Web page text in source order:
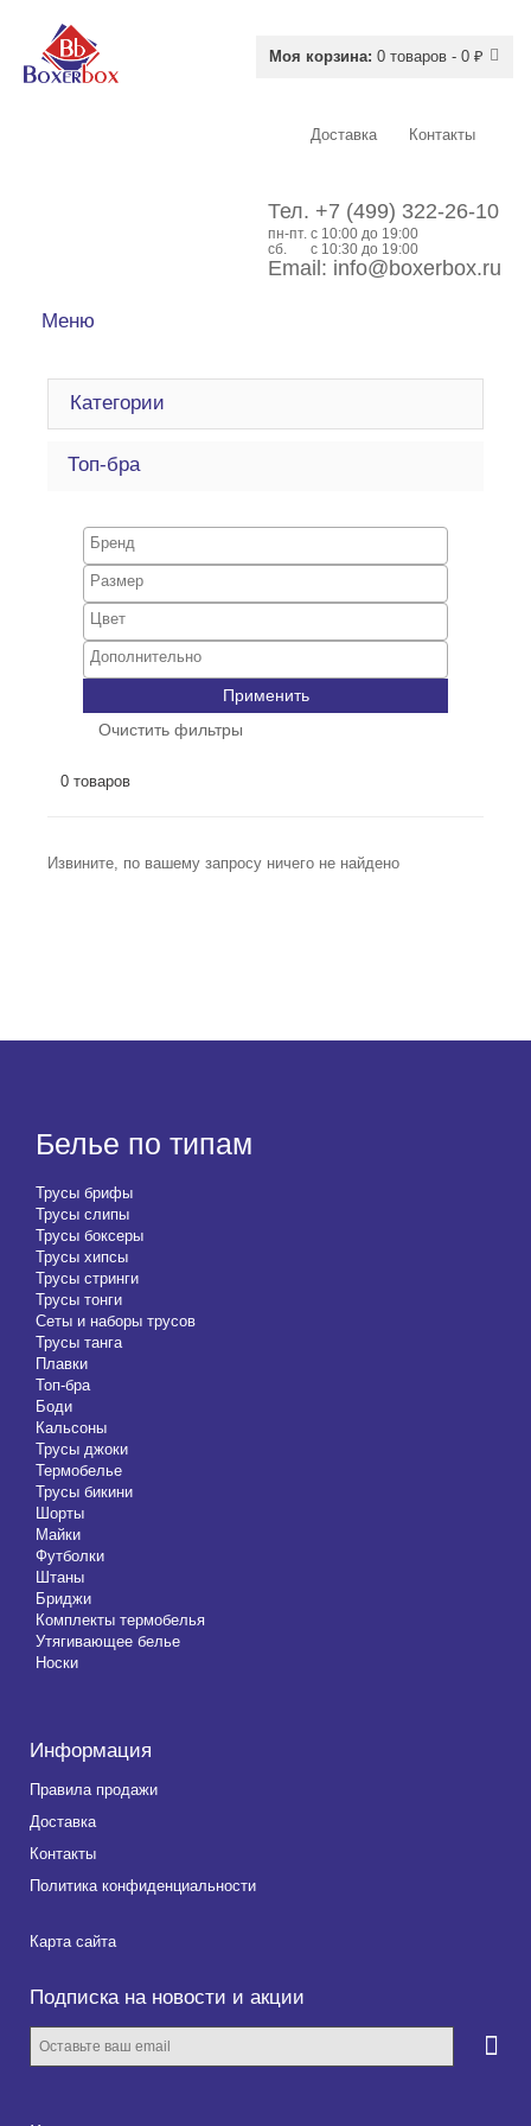
Моя корзина: 0 товаров - 0 ₽
Доставка Контакты
Тел. +7 (499) 322-26-10
пн-пт. c 10:00 до 19:00
сб.
с 10:30 до 19:00
Email: info@boxerbox.ru
Меню
Категории
Топ-бра
Применить
Очистить фильтры
0 товаров
Извините, по вашему запросу ничего не найдено
Белье по типам
Трусы брифы
Трусы слипы
Трусы боксеры
Трусы хипсы
Трусы стринги
Трусы тонги
Сеты и наборы трусов
Трусы танга
Плавки
Топ-бра
Боди
Кальсоны
Трусы джоки
Термобелье
Трусы бикини
Шорты
Майки
Футболки
Штаны
Бриджи
Комплекты термобелья
Утягивающее белье
Носки
Информация
Правила продажи
Доставка
Контакты
Политика конфиденциальности
Карта сайта
Подписка на новости и акции